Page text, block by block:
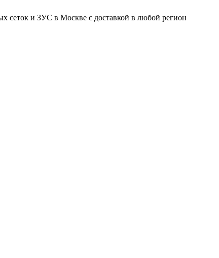
сеток и ЗУС в Москве с доставкой в любой регион